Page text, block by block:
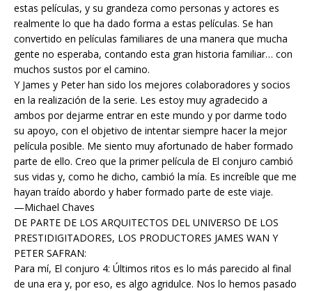
estas películas, y su grandeza como personas y actores es
realmente lo que ha dado forma a estas películas. Se han
convertido en películas familiares de una manera que mucha
gente no esperaba, contando esta gran historia familiar… con
muchos sustos por el camino.
Y James y Peter han sido los mejores colaboradores y socios
en la realización de la serie. Les estoy muy agradecido a
ambos por dejarme entrar en este mundo y por darme todo
su apoyo, con el objetivo de intentar siempre hacer la mejor
película posible. Me siento muy afortunado de haber formado
parte de ello. Creo que la primer película de El conjuro cambió
sus vidas y, como he dicho, cambió la mía. Es increíble que me
hayan traído abordo y haber formado parte de este viaje.
—Michael Chaves
DE PARTE DE LOS ARQUITECTOS DEL UNIVERSO DE LOS
PRESTIDIGITADORES, LOS PRODUCTORES JAMES WAN Y
PETER SAFRAN:
Para mí, El conjuro 4: Últimos ritos es lo más parecido al final
de una era y, por eso, es algo agridulce. Nos lo hemos pasado